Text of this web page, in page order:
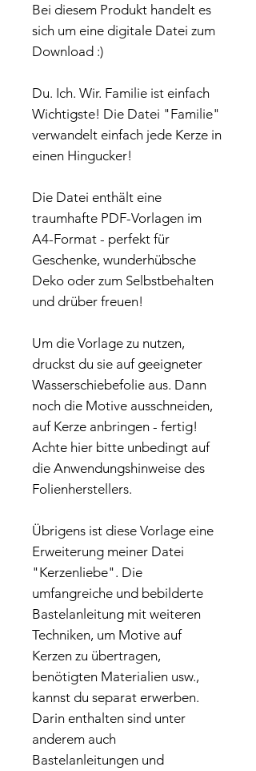
Bei diesem Produkt handelt es
sich um eine digitale Datei zum
Download :)
Du. Ich. Wir. Familie ist einfach
Wichtigste! Die Datei "Familie"
verwandelt einfach jede Kerze in
einen Hingucker!
Die Datei enthält eine
traumhafte PDF-Vorlagen im
A4-Format - perfekt für
Geschenke, wunderhübsche
Deko oder zum Selbstbehalten
und drüber freuen!
Um die Vorlage zu nutzen,
druckst du sie auf geeigneter
Wasserschiebefolie aus. Dann
noch die Motive ausschneiden,
auf Kerze anbringen - fertig!
Achte hier bitte unbedingt auf
die Anwendungshinweise des
Folienherstellers.
Übrigens ist diese Vorlage eine
Erweiterung meiner Datei
"Kerzenliebe". Die
umfangreiche und bebilderte
Bastelanleitung mit weiteren
Techniken, um Motive auf
Kerzen zu übertragen,
benötigten Materialien usw.,
kannst du separat erwerben.
Darin enthalten sind unter
anderem auch
Bastelanleitungen und